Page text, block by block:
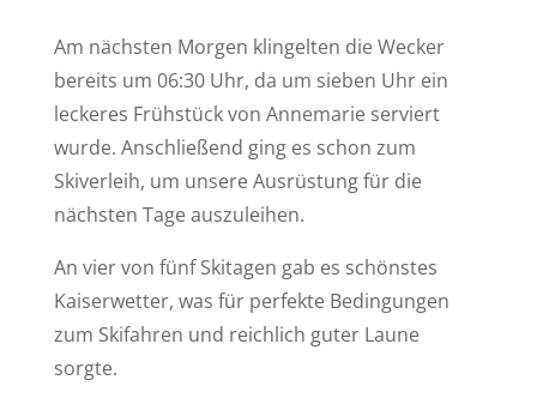
Am nächsten Morgen klingelten die Wecker
bereits um 06:30 Uhr, da um sieben Uhr ein
leckeres Frühstück von Annemarie serviert
wurde. Anschließend ging es schon zum
Skiverleih, um unsere Ausrüstung für die
nächsten Tage auszuleihen.
An vier von fünf Skitagen gab es schönstes
Kaiserwetter, was für perfekte Bedingungen
zum Skifahren und reichlich guter Laune
sorgte.